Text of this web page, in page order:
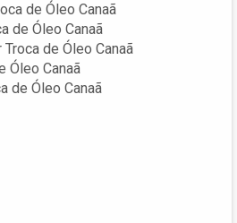
de Óleo Canaã
de Óleo Canaã
de Óleo Canaã
Óleo Canaã
de Óleo Canaã